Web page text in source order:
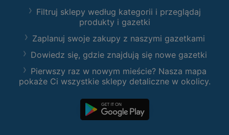
Filtruj sklepy według kategorii i przeglądaj
produkty i gazetki
Zaplanuj swoje zakupy z naszymi gazetkami
Dowiedz się, gdzie znajdują się nowe gazetki
Pierwszy raz w nowym mieście? Nasza mapa
pokaże Ci wszystkie sklepy detaliczne w okolicy.